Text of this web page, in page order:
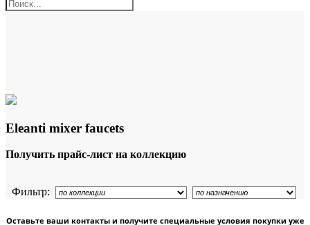
Eleanti mixer faucets
Получить прайс-лист на коллекцию
Фильтр:
Оставьте ваши контакты и получите специальные условия покупки уже